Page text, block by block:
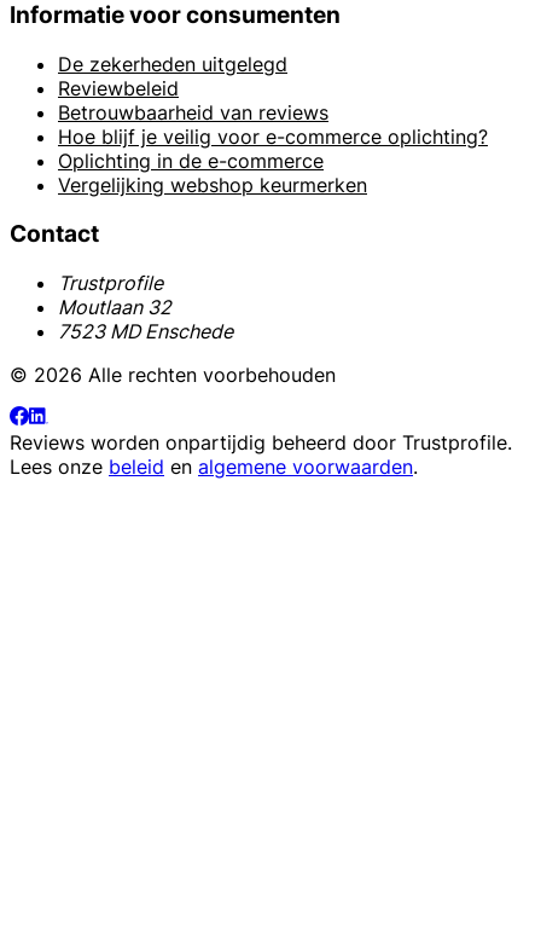
Informatie voor consumenten
De zekerheden uitgelegd
Reviewbeleid
Betrouwbaarheid van reviews
Hoe blijf je veilig voor e-commerce oplichting?
Oplichting in de e-commerce
Vergelijking webshop keurmerken
Contact
Trustprofile
Moutlaan 32
7523 MD Enschede
© 2026 Alle rechten voorbehouden
Reviews worden onpartijdig beheerd door Trustprofile.
Lees onze beleid en algemene voorwaarden.